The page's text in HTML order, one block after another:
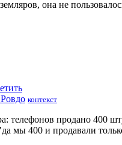
она не
контекст
телефонов продано 400
мы 400 и продавали